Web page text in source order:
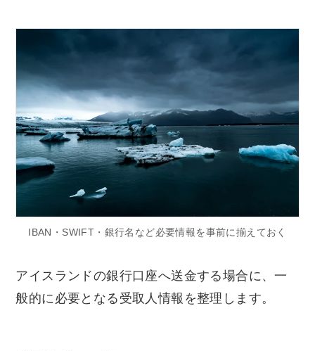
IBAN・SWIFT・銀行名など必要情報を事前に揃えておく
アイスランドの銀行口座へ送金する場合に、一
般的に必要となる受取人情報を整理します。